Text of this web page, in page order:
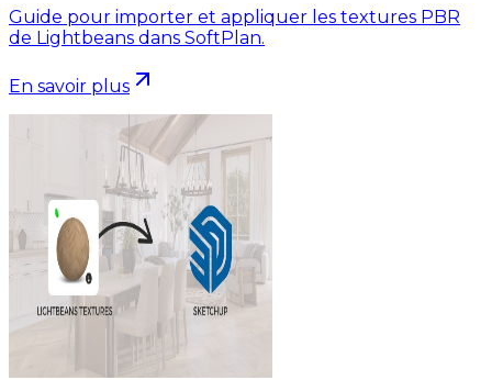
Guide pour importer et appliquer les textures PBR
de Lightbeans dans SoftPlan.
En savoir plus